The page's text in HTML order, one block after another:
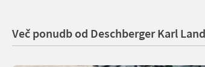
Več ponudb od Deschberger Karl